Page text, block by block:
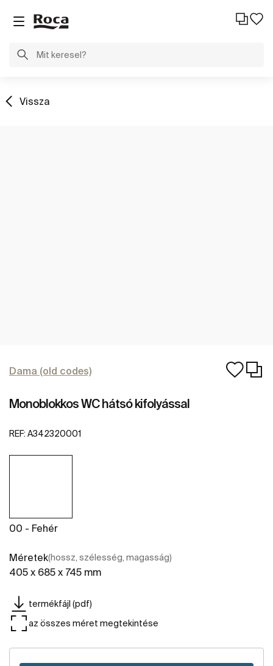
Vissza
Dama (old codes)
Monoblokkos WC hátsó kifolyással
REF: A342320001
00 - Fehér
Méretek(hossz, szélesség, magasság)
405 x 685 x 745 mm
termékfájl (pdf)
az összes méret megtekintése